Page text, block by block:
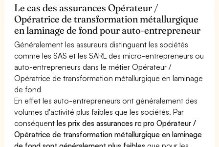
Le cas des assurances Opérateur /
Opératrice de transformation métallurgique
en laminage de fond pour auto-entrepreneur
Généralement les assureurs distinguent les sociétés
comme les SAS et les SARL des micro-entrepreneurs ou
auto-entrepreneurs dans le métier Opérateur /
Opératrice de transformation métallurgique en laminage
de fond
En effet les auto-entrepreneurs ont généralement des
volumes d'activité plus faibles que les sociétés. Par
conséquentles prix des assurances rc pro Opérateur /
Opératrice de transformation métallurgique en laminage